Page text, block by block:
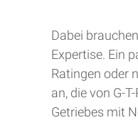
Dabei
Expertise. Ein
Ratingen oder
an, die von G-
Getriebes mit